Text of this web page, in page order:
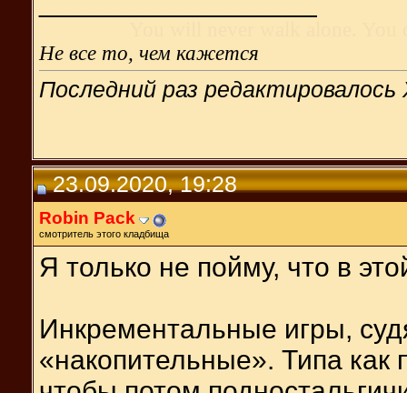
Не все то, чем кажется
Последний раз
23.09.2020, 19:28
Robin Pack
смотритель этого кладбища
Я только не пойму, что в
Инкрементальные игры,
«накопительные». Типа